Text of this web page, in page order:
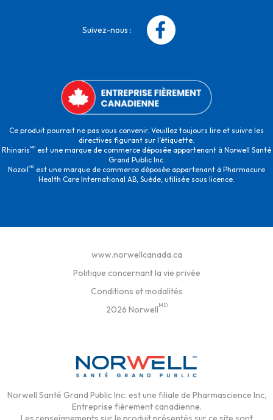
Suivez-nous :
Ce produit pourrait ne pas vous convenir. Veuillez toujours lire et suivre les
directives figurant sur l’étiquette.
RhinarisMD est une marque de commerce déposée appartenant à Norwell Santé
Grand Public Inc.
NozoilMD est une marque de commerce déposée appartenant à Pharmacure
Health Care International AB, Suède, utilisée sous licence.
www.norwellcanada.ca
Politique concernant la vie privée
Conditions et modalités
2026 NorwellMD
Norwell Santé Grand Public Inc. est une filiale de Pharmascience Inc,
Entreprise fièrement canadienne.